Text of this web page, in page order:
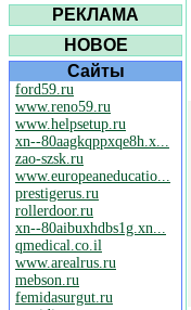
РЕКЛАМА
НОВОЕ
Сайты
ford59.ru
www.reno59.ru
www.helpsetup.ru
xn--80aagkqppxqe8h.x...
zao-szsk.ru
www.europeaneducatio...
prestigerus.ru
rollerdoor.ru
xn--80aibuxhdbs1g.xn...
qmedical.co.il
www.arealrus.ru
mebson.ru
femidasurgut.ru